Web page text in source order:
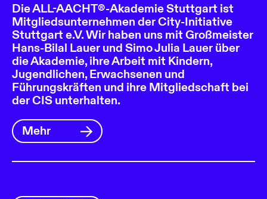
Die ALL-AACHT®-Akademie Stuttgart ist
Mitgliedsunternehmen der City-Initiative
Stuttgart e.V. Wir haben uns mit Großmeister
Hans-Bilal Lauer und Simo Julia Lauer über
die Akademie, ihre Arbeit mit Kindern,
Jugendlichen, Erwachsenen und
Führungskräften und ihre Mitgliedschaft bei
der CIS unterhalten.
Mehr